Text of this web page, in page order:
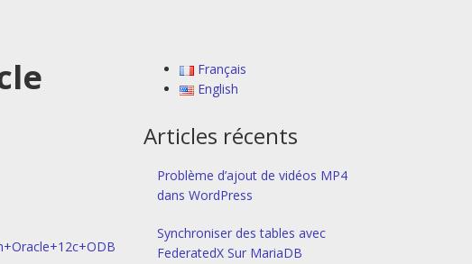
Français
English
Articles récents
Problème d’ajout de vidéos MP4
dans WordPress
Synchroniser des tables avec
FederatedX Sur MariaDB